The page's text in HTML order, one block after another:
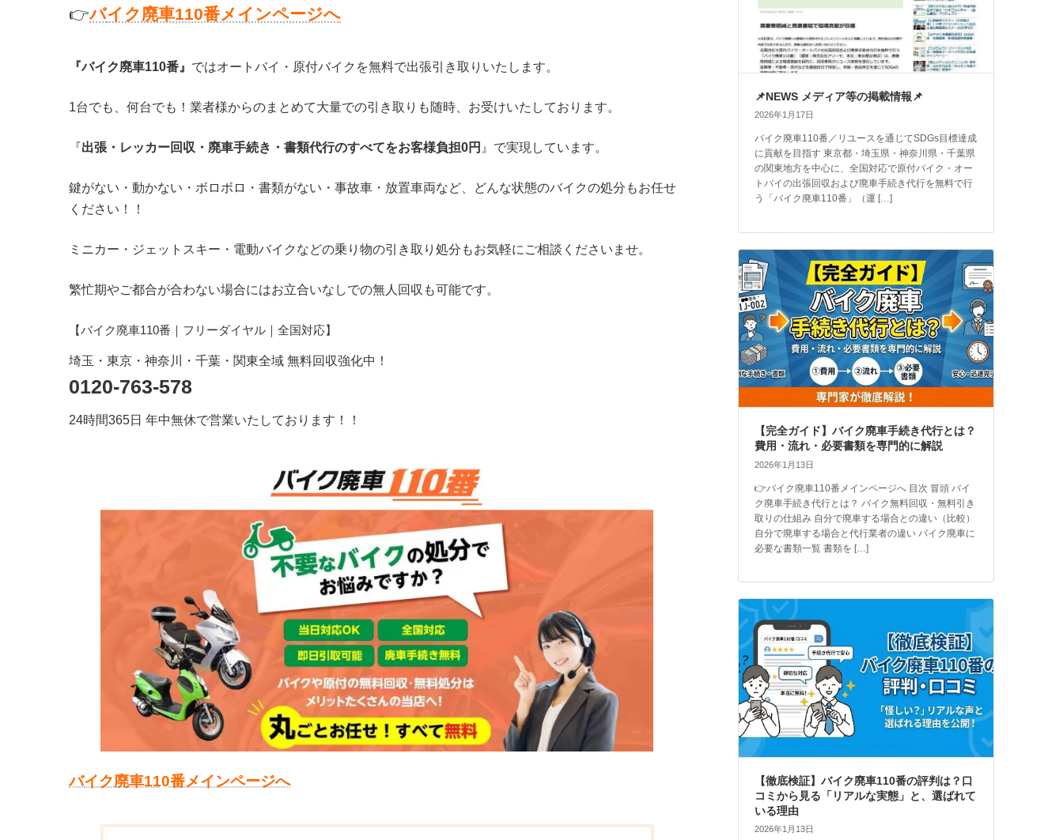
👉バイク廃車110番メインページへ
『バイク廃車110番』 ではオートバイ・原付バイクを無料で出張引き取りいたします。
1台でも、何台でも！業者様からのまとめて大量での引き取りも随時、お受けいたしております。
『出張・レッカー回収・廃車手続き・書類代行のすべてをお客様負担0円 』で実現しています。
鍵がない・動かない・ボロボロ・書類がない・事故車・放置車両など、どんな状態のバイクの処分もお任せ
ください！！
ミニカー・ジェットスキー・電動バイクなどの乗り物の引き取り処分もお気軽にご相談くださいませ。
繁忙期やご都合が合わない場合にはお立合いなしでの無人回収も可能です。
【バイク廃車110番｜フリーダイヤル ｜全国対応】
埼玉・東京・神奈川・千葉・関東全域 無料回収強化中！
0120-763-578
24時間365日 年中無休で営業いたしております！！
バイク廃車110番メインページへ
📌NEWS メディア等の掲載情報📌
2026年1月17日
バイク廃車110番／リユースを通じてSDGs目標達成
に貢献を目指す 東京都・埼玉県・神奈川県・千葉県
の関東地方を中心に、全国対応で原付バイク・オー
トバイの出張回収および廃車手続き代行を無料で行
う「バイク廃車110番」（運 […]
【完全ガイド】バイク廃車手続き代行とは？
費用・流れ・必要書類を専門的に解説
2026年1月13日
👉バイク廃車110番メインページへ 目次 冒頭 バイ
ク廃車手続き代行とは？ バイク無料回収・無料引き
取りの仕組み 自分で廃車する場合との違い（比較）
自分で廃車する場合と代行業者の違い バイク廃車に
必要な書類一覧 書類を […]
【徹底検証】バイク廃車110番の評判は？口
コミから見る「リアルな実態」と、選ばれて
いる理由
2026年1月13日